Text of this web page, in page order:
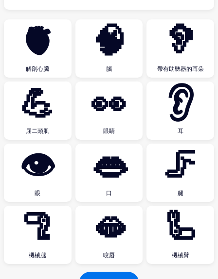
🫀
解剖心臟
🧠
腦
🦻
帶有助聽器的耳朵
💪
屈二頭肌
👀
眼睛
👂
耳
👁
眼
👄
口
🦵
腿
🦿
機械腿
🫦
咬唇
🦾
機械臂